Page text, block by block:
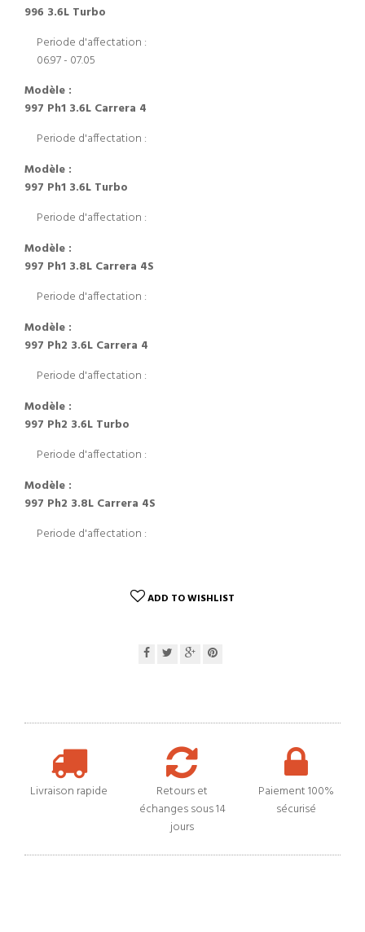
996 3.6L Turbo
Periode d'affectation :
06.97 - 07.05
Modèle :
997 Ph1 3.6L Carrera 4
Periode d'affectation :
Modèle :
997 Ph1 3.6L Turbo
Periode d'affectation :
Modèle :
997 Ph1 3.8L Carrera 4S
Periode d'affectation :
Modèle :
997 Ph2 3.6L Carrera 4
Periode d'affectation :
Modèle :
997 Ph2 3.6L Turbo
Periode d'affectation :
Modèle :
997 Ph2 3.8L Carrera 4S
Periode d'affectation :
ADD TO WISHLIST
Livraison rapide
Retours et
échanges sous 14
jours
Paiement 100%
sécurisé